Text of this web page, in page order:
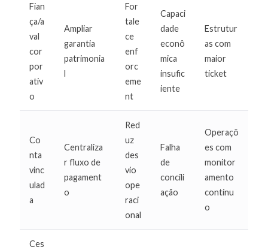
Fian
ça/a
val
cor
por
ativ
o
Ampliar
garantia
patrimonia
l
For
tale
ce
enf
orc
eme
nt
Capaci
dade
econô
mica
insufic
iente
Estrutur
as com
maior
ticket
Co
nta
vinc
ulad
a
Centraliza
r fluxo de
pagament
o
Red
uz
des
vio
ope
raci
onal
Falha
de
concili
ação
Operaçõ
es com
monitor
amento
contínu
o
Ces